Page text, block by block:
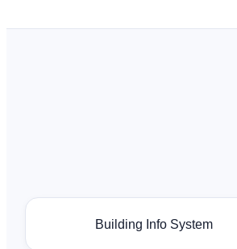
Building Info System